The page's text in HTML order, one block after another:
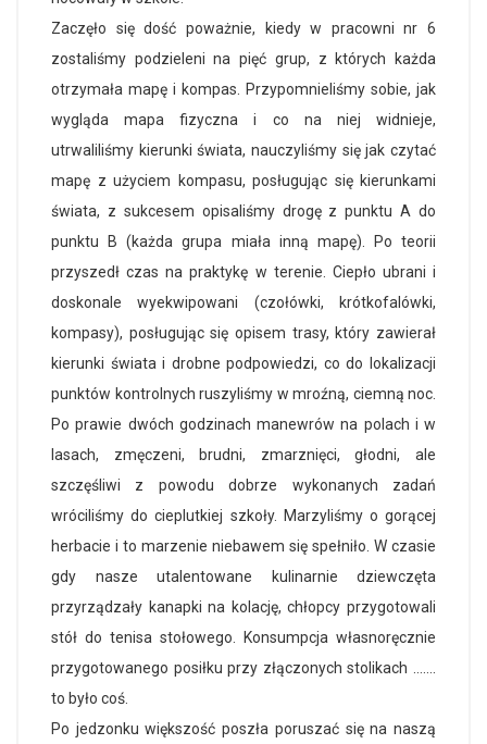
Zaczęło się dość poważnie, kiedy w pracowni nr 6
zostaliśmy podzieleni na pięć grup, z których każda
otrzymała mapę i kompas. Przypomnieliśmy sobie, jak
wygląda mapa fizyczna i co na niej widnieje,
utrwaliliśmy kierunki świata, nauczyliśmy się jak czytać
mapę z użyciem kompasu, posługując się kierunkami
świata, z sukcesem opisaliśmy drogę z punktu A do
punktu B (każda grupa miała inną mapę). Po teorii
przyszedł czas na praktykę w terenie. Ciepło ubrani i
doskonale wyekwipowani (czołówki, krótkofalówki,
kompasy), posługując się opisem trasy, który zawierał
kierunki świata i drobne podpowiedzi, co do lokalizacji
punktów kontrolnych ruszyliśmy w mroźną, ciemną noc.
Po prawie dwóch godzinach manewrów na polach i w
lasach, zmęczeni, brudni, zmarznięci, głodni, ale
szczęśliwi z powodu dobrze wykonanych zadań
wróciliśmy do cieplutkiej szkoły. Marzyliśmy o gorącej
herbacie i to marzenie niebawem się spełniło. W czasie
gdy nasze utalentowane kulinarnie dziewczęta
przyrządzały kanapki na kolację, chłopcy przygotowali
stół do tenisa stołowego. Konsumpcja własnoręcznie
przygotowanego posiłku przy złączonych stolikach …
to było coś.
Po jedzonku większość poszła poruszać się na naszą